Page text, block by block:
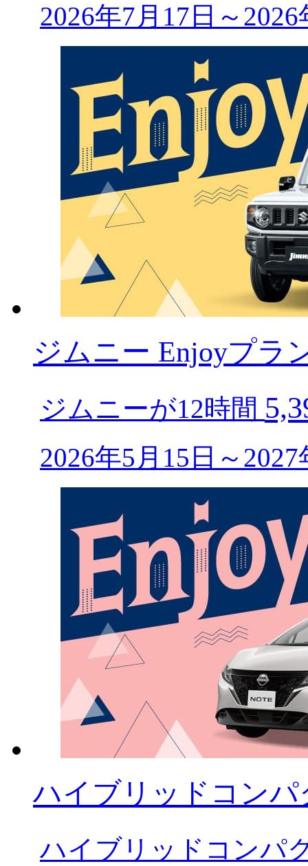
2026年7月17日～
ジムニー Enjoyプラ
ジムニーが12時間
2026年5月15日～
ハイブリッドコン
ハイブリッドコンパ